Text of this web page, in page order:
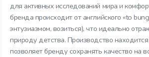
для активных исследований мира и
бренда происходит от английского «to
энтузиазмом, возиться), что идеально
природу детства. Производство
позволяет бренду сохранять качество на